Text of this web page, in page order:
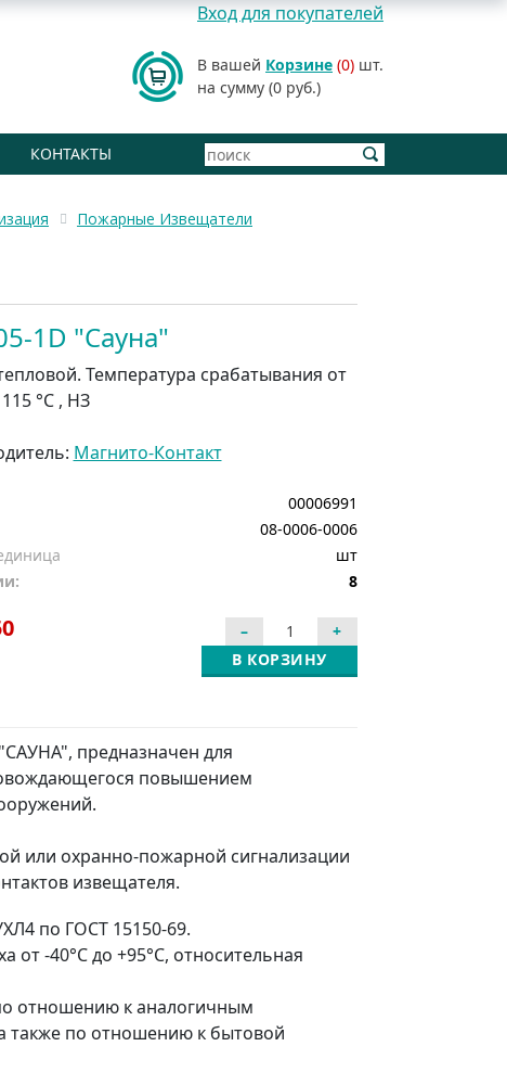
Вход для покупателей
В вашей Корзине (0) шт.
на сумму (0 руб.)
КОНТАКТЫ
Пожарные Извещатели
1D "Сауна"
Температура срабатывания от
°С , НЗ
Магнито-Контакт
00006991
08-0006-0006
шт
8
В КОРЗИНУ
предназначен для
повышением
или охранно-пожарной сигнализации
извещателя.
по ГОСТ 15150-69.
от -40°С до +95°С, относительная
отношению к аналогичным
также по отношению к бытовой